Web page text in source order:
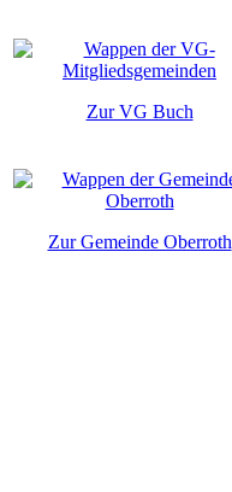
Zur VG Buch
Zur Gemeinde Oberroth